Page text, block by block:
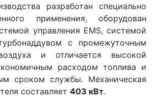
разработан специально
применения, оборудован
управления EMS, системой
с промежуточным
и отличается высокой
расходом топлива и
сроком службы. Механическая
составляет 403 кВт.